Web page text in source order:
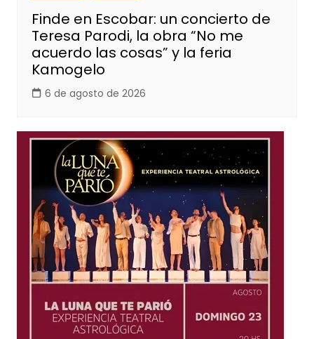
Finde en Escobar: un concierto de
Teresa Parodi, la obra “No me
acuerdo las cosas” y la feria
Kamogelo
6 de agosto de 2026